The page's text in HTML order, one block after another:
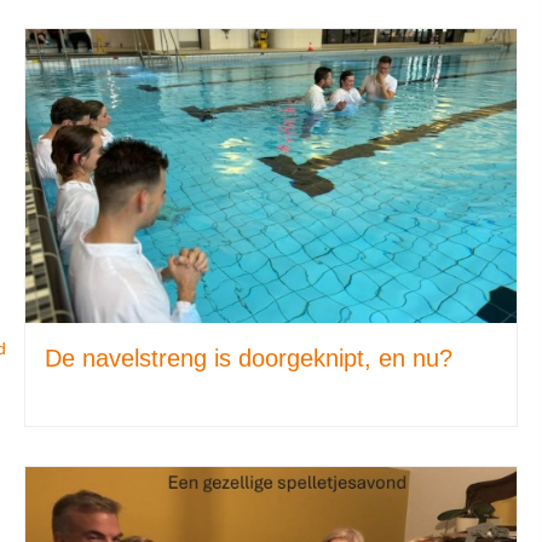
De navelstreng is doorgeknipt, en nu?